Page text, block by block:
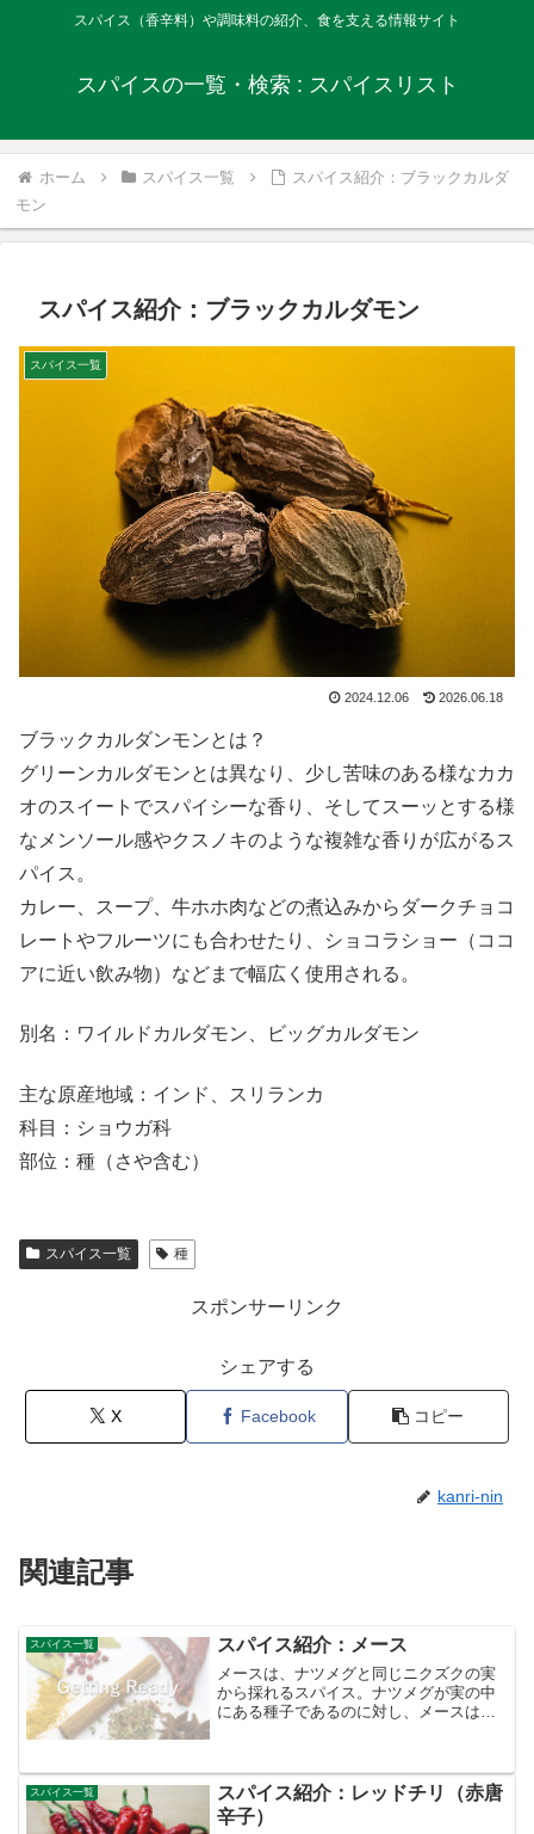
スパイス（香辛料）や調味料の紹介、食を支える情報サイト
スパイスの一覧・検索 : スパイスリスト
ホーム スパイス一覧
スパイス紹介：ブラックカルダ
モン
スパイス紹介：ブラックカルダモン
スパイス一覧
2024.12.06 2026.06.18
ブラックカルダンモンとは？
グリーンカルダモンとは異なり、少し苦味のある様なカカ
オのスイートでスパイシーな香り、そしてスーッとする様
なメンソール感やクスノキのような複雑な香りが広がるス
パイス。
カレー、スープ、牛ホホ肉などの煮込みからダークチョコ
レートやフルーツにも合わせたり、ショコラショー（ココ
アに近い飲み物）などまで幅広く使用される。
別名：ワイルドカルダモン、ビッグカルダモン
主な原産地域：インド、スリランカ
科目：ショウガ科
部位：種（さや含む）
スパイス一覧 種
スポンサーリンク
シェアする
X Facebook コピー
kanri-nin
関連記事
スパイス一覧 スパイス紹介：メース
メースは、ナツメグと同じニクズクの実
から採れるスパイス。ナツメグが実の中
にある種子であるのに対し、メースは種
い。ナツメグと同様に独特の甘い香りと
スパイシーな風味を持って...
スパイス一覧
スパイス紹介：レッドチリ（赤唐
辛子）